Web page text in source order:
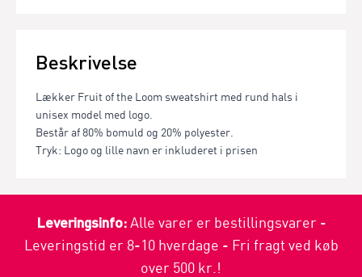
Beskrivelse
Lækker Fruit of the Loom sweatshirt med rund hals i
unisex model med logo.
Består af 80% bomuld og 20% polyester.
Tryk: Logo og lille navn er inkluderet i prisen
Leveringsinfo:Alle varer er bestillingsvarer -
Leveringstid er 8-10 hverdage - Fri fragt ved køb
over 500 kr.!